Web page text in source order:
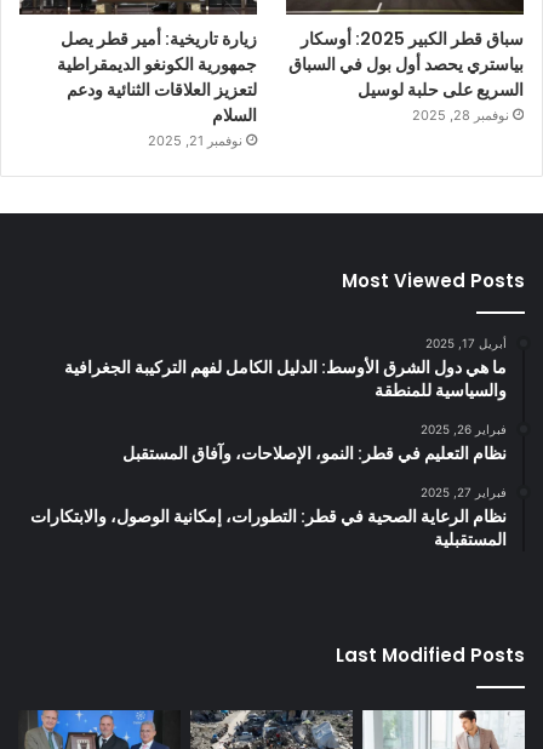
سباق قطر الكبير 2025: أوسكار
بياستري يحصد أول بول في السباق
السريع على حلبة لوسيل
نوفمبر 28, 2025
زيارة تاريخية: أمير قطر يصل
جمهورية الكونغو الديمقراطية
لتعزيز العلاقات الثنائية ودعم
السلام
نوفمبر 21, 2025
Most Viewed Posts
أبريل 17, 2025
ما هي دول الشرق الأوسط: الدليل الكامل لفهم التركيبة الجغرافية
والسياسية للمنطقة
فبراير 26, 2025
نظام التعليم في قطر: النمو، الإصلاحات، وآفاق المستقبل
فبراير 27, 2025
نظام الرعاية الصحية في قطر: التطورات، إمكانية الوصول، والابتكارات
المستقبلية
Last Modified Posts